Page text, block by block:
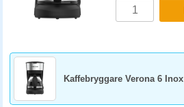
Kaffebryggare Verona 6 Inox